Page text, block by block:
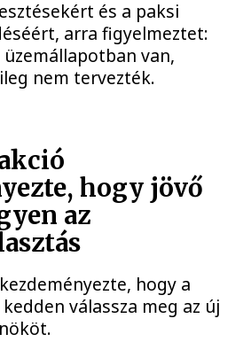
és a paksi
arra figyelmeztet:
van,
nem tervezték.
hogy jövő
az
hogy a
válassza meg az új